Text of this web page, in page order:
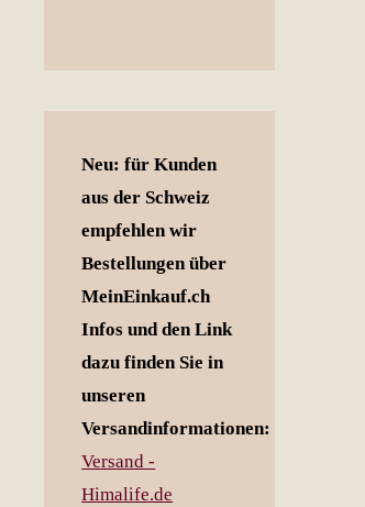
Neu: für Kunden
aus der Schweiz
empfehlen wir
Bestellungen über
MeinEinkauf.ch
Infos und den Link
dazu finden Sie in
unseren
Versandinformationen:
Versand -
Himalife.de